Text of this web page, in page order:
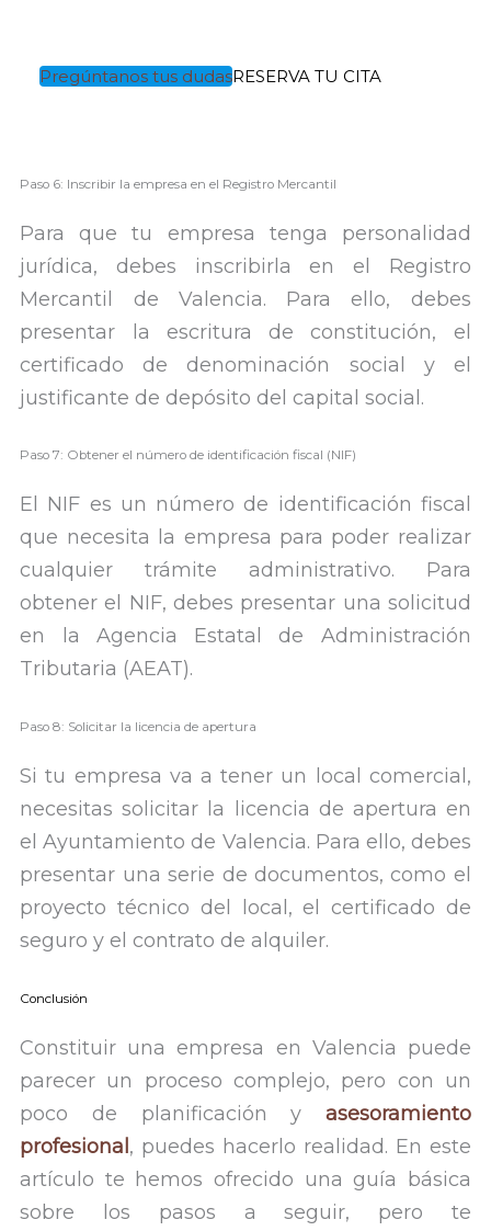
Pregúntanos tus dudasRESERVA TU CITA
Paso 6: Inscribir la empresa en el Registro Mercantil
Para que tu empresa tenga personalidad
jurídica, debes inscribirla en el Registro
Mercantil de Valencia. Para ello, debes
presentar la escritura de constitución, el
certificado de denominación social y el
justificante de depósito del capital social.
Paso 7: Obtener el número de identificación fiscal (NIF)
El NIF es un número de identificación fiscal
que necesita la empresa para poder realizar
cualquier trámite administrativo. Para
obtener el NIF, debes presentar una solicitud
en la Agencia Estatal de Administración
Tributaria (AEAT).
Paso 8: Solicitar la licencia de apertura
Si tu empresa va a tener un local comercial,
necesitas solicitar la licencia de apertura en
el Ayuntamiento de Valencia. Para ello, debes
presentar una serie de documentos, como el
proyecto técnico del local, el certificado de
seguro y el contrato de alquiler.
Conclusión
Constituir una empresa en Valencia puede
parecer un proceso complejo, pero con un
poco de planificación y asesoramiento
profesional , puedes hacerlo realidad. En este
artículo te hemos ofrecido una guía básica
sobre los pasos a seguir, pero te